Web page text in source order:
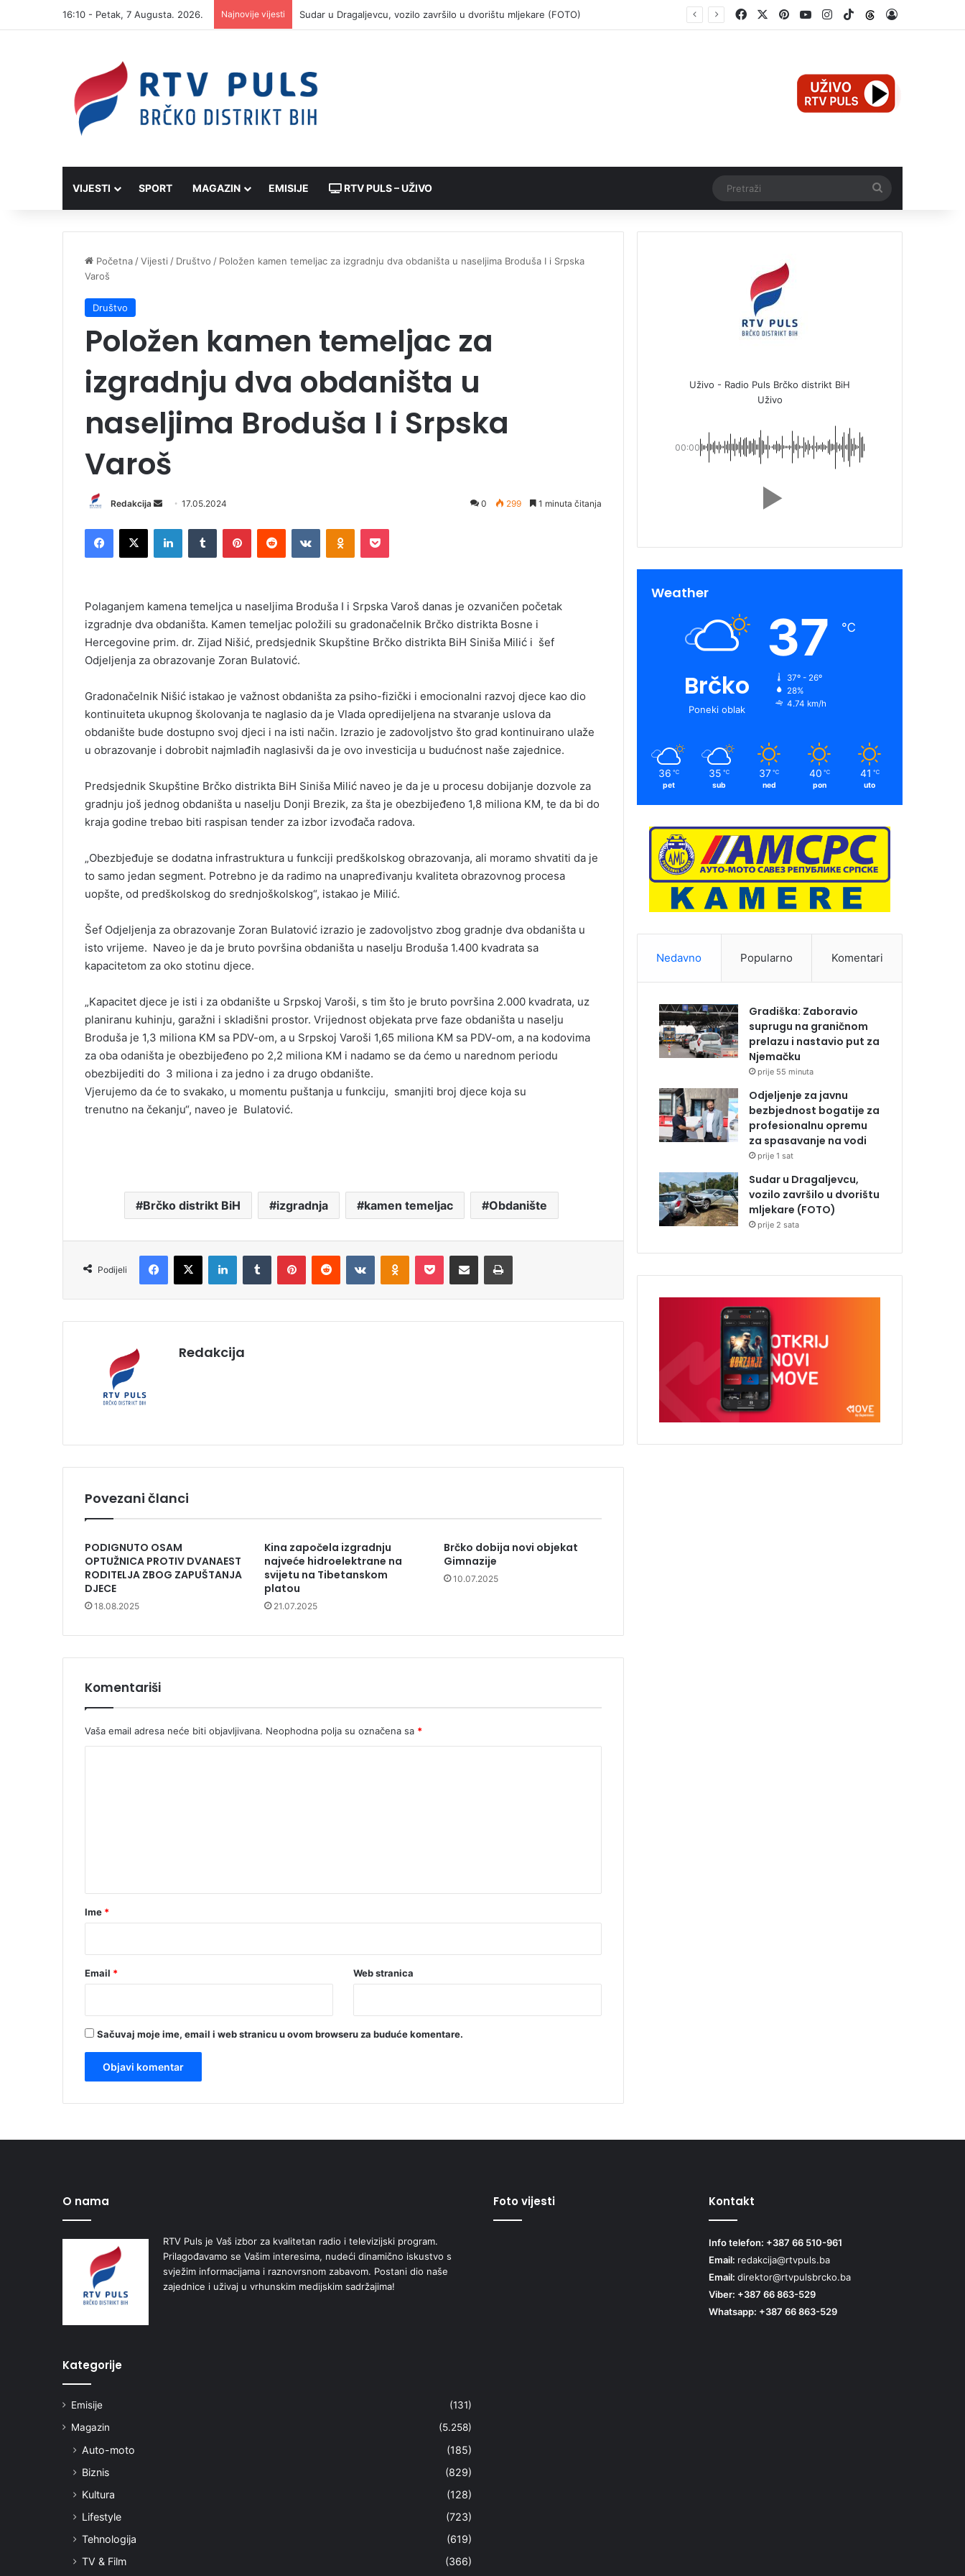
16:10 - Petak, 7 Augusta. 2026. Najnovije vijesti FacebookPinterestYouTubeInstagram
TikTokThreads
VIJESTI SPORT MAGAZIN EMISIJE RTV PULS – UŽIVO
Početna /Vijesti / Društvo / Položen kamen temeljac za izgradnju dva obdaništa u naseljima Broduša I i Srpska
Varoš
Društvo
Položen kamen temeljac za
izgradnju dva obdaništa u
naseljima Broduša I i Srpska
Varoš
Redakcija
n
d
e
m
a
i
17.05.2024 0 299 1 minuta čitanja
Polaganjem kamena temeljca u naseljima Broduša I i Srpska Varoš danas je ozvaničen početak
izgradnje dva obdaništa. Kamen temeljac položili su gradonačelnik Brčko distrikta Bosne i
Hercegovine prim. dr. Zijad Nišić, predsjednik Skupštine Brčko distrikta BiH Siniša Milić i šef
Odjeljenja za obrazovanje Zoran Bulatović.
Gradonačelnik Nišić istakao je važnost obdaništa za psiho-fizički i emocionalni razvoj djece kao dio
kontinuiteta ukupnog školovanja te naglasio da je Vlada opredijeljena na stvaranje uslova da
obdanište bude dostupno svoj djeci i na isti način. Izrazio je zadovoljstvo što grad kontinuirano ulaže
u obrazovanje i dobrobit najmlađih naglasivši da je ovo investicija u budućnost naše zajednice.
Predsjednik Skupštine Brčko distrikta BiH Siniša Milić naveo je da je u procesu dobijanje dozvole za
gradnju još jednog obdaništa u naselju Donji Brezik, za šta je obezbijeđeno 1,8 miliona KM, te da bi do
kraja godine trebao biti raspisan tender za izbor izvođača radova.
„Obezbjeđuje se dodatna infrastruktura u funkciji predškolskog obrazovanja, ali moramo shvatiti da je
to samo jedan segment. Potrebno je da radimo na unapređivanju kvaliteta obrazovnog procesa
uopšte, od predškolskog do srednjoškolskog“, istakao je Milić.
Šef Odjeljenja za obrazovanje Zoran Bulatović izrazio je zadovoljstvo zbog gradnje dva obdaništa u
isto vrijeme. Naveo je da je bruto površina obdaništa u naselju Broduša 1.400 kvadrata sa
kapacitetom za oko stotinu djece.
„Kapacitet djece je isti i za obdanište u Srpskoj Varoši, s tim što je bruto površina 2.000 kvadrata, uz
planiranu kuhinju, garažni i skladišni prostor. Vrijednost objekata prve faze obdaništa u naselju
Broduša je 1,3 miliona KM sa PDV-om, a u Srpskoj Varoši 1,65 miliona KM sa PDV-om, a na kodovima
za oba odaništa je obezbijeđeno po 2,2 miliona KM i nadamo se da ćemo u narednom periodu
obezbijediti do 3 miliona i za jedno i za drugo obdanište.
Vjerujemo da će to svakako, u momentu puštanja u funkciju, smanjiti broj djece koja su
trenutno na čekanju“, naveo je Bulatović.
Brčko distrikt BiH izgradnja kamen temeljac Obdanište
Podijeli
Redakcija
Povezani članci
PODIGNUTO OSAM
OPTUŽNICA PROTIV DVANAEST
RODITELJA ZBOG ZAPUŠTANJA
DJECE
18.08.2025
Kina započela izgradnju
najveće hidroelektrane na
svijetu na Tibetanskom
platou
21.07.2025
Brčko dobija novi objekat
Gimnazije
10.07.2025
Komentariši
Vaša email adresa neće biti objavljivana. Neophodna polja su označena sa *
r
Ime *
Email * Web stranica
Sačuvaj moje ime, email i web stranicu u ovom browseru za buduće komentare.
Uživo - Radio Puls Brčko distrikt BiH
Uživo
00:00
Weather
Brčko
Poneki oblak
37 ℃
37º - 26º
28%
4.74 km/h
36 ℃
pet
35 ℃
sub
37 ℃
ned
40 ℃
pon
41 ℃
uto
Nedavno Popularno Komentari
Gradiška: Zaboravio
suprugu na graničnom
prelazu i nastavio put za
Njemačku
prije 55 minuta
Odjeljenje za javnu
bezbjednost bogatije za
profesionalnu opremu
za spasavanje na vodi
prije 1 sat
Sudar u Dragaljevcu,
vozilo završilo u dvorištu
mljekare (FOTO)
prije 2 sata
O nama
RTV Puls je Vaš izbor za kvalitetan radio i televizijski program.
Prilagođavamo se Vašim interesima, nudeći dinamično iskustvo s
svježim informacijama i raznovrsnom zabavom. Postani dio naše
zajednice i uživaj u vrhunskim medijskim sadržajima!
Kategorije
Emisije
(131)
Magazin
(5.258)
Auto-moto
(185)
Biznis
(829)
Kultura
(128)
Lifestyle
(723)
Tehnologija
(619)
TV & Film
(366)
Foto vijesti Kontakt
Info telefon: +387 66 510-961
Email: redakcija@rtvpuls.ba
Email: direktor@rtvpulsbrcko.ba
Viber: +387 66 863-529
Whatsapp: +387 66 863-529